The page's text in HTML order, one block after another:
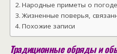
Народные приметы о
Жизненные поверья,
Похожие записи
Традиционные обряды и